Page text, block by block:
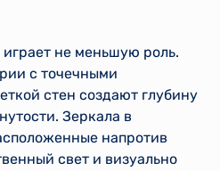
не меньшую роль.
с точечными
стен создают глубину
Зеркала в
напротив
свет и визуально